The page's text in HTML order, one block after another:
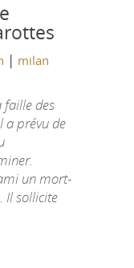
| milan
faille des
a prévu de
un mort-
Il sollicite